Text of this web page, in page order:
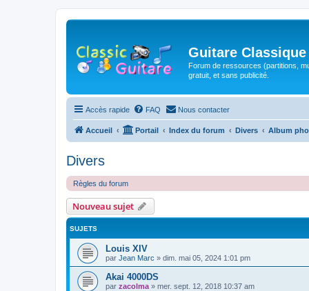
Guitare Classique
Forum de ressources (partitions,
gratuit, et sans publicité.
Accès rapide FAQ Nous contacter
Accueil Portail Index du forum Divers Album
Divers
Règles du forum
Nouveau sujet
SUJETS
Louis XIV
par Jean Marc » dim. mai 05, 2024 1:01 pm
Akai 4000DS
par zacolma » mer. sept. 12, 2018 10:37 am